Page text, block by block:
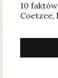
10